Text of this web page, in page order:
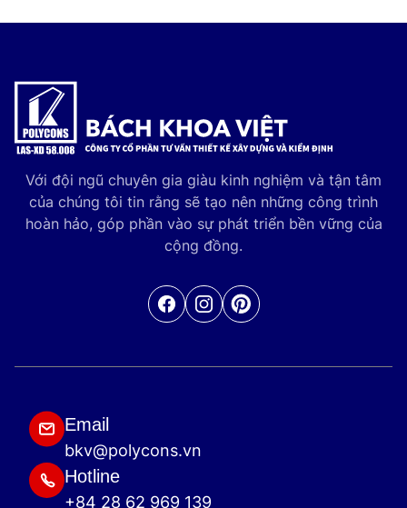
Với đội ngũ chuyên gia giàu kinh nghiệm và tận tâm
của chúng tôi tin rằng sẽ tạo nên những công trình
hoàn hảo, góp phần vào sự phát triển bền vững của
cộng đồng.
Facebook Pinterest
Email
bkv@polycons.vn
Hotline
+84 28 62 969 139